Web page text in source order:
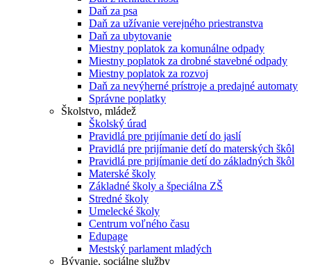
Daň za psa
Daň za užívanie verejného priestranstva
Daň za ubytovanie
Miestny poplatok za komunálne odpady
Miestny poplatok za drobné stavebné odpady
Miestny poplatok za rozvoj
Daň za nevýherné prístroje a predajné automaty
Správne poplatky
Školstvo, mládež
Školský úrad
Pravidlá pre prijímanie detí do jaslí
Pravidlá pre prijímanie detí do materských škôl
Pravidlá pre prijímanie detí do základných škôl
Materské školy
Základné školy a špeciálna ZŠ
Stredné školy
Umelecké školy
Centrum voľného času
Edupage
Mestský parlament mladých
Bývanie, sociálne služby